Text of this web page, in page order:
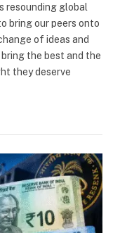
resounding global
bring our peers onto
of ideas and
the best and the
they deserve